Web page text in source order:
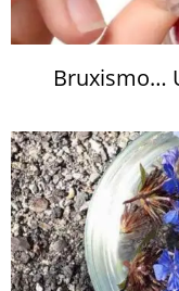
Bruxismo…